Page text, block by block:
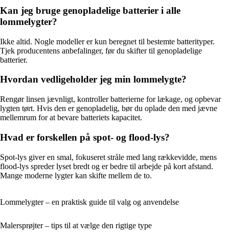
Kan jeg bruge genopladelige batterier i alle
lommelygter?
Ikke altid. Nogle modeller er kun beregnet til bestemte batterityper.
Tjek producentens anbefalinger, før du skifter til genopladelige
batterier.
Hvordan vedligeholder jeg min lommelygte?
Rengør linsen jævnligt, kontroller batterierne for lækage, og opbevar
lygten tørt. Hvis den er genopladelig, bør du oplade den med jævne
mellemrum for at bevare batteriets kapacitet.
Hvad er forskellen på spot- og flood-lys?
Spot-lys giver en smal, fokuseret stråle med lang rækkevidde, mens
flood-lys spreder lyset bredt og er bedre til arbejde på kort afstand.
Mange moderne lygter kan skifte mellem de to.
Lommelygter – en praktisk guide til valg og anvendelse
Malersprøjter – tips til at vælge den rigtige type